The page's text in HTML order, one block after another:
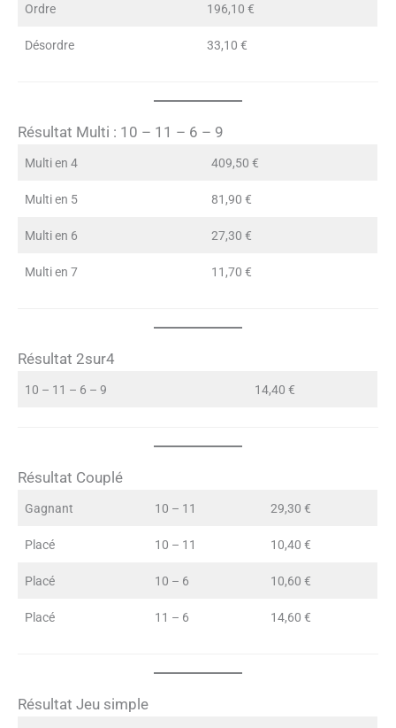
Ordre 196,10 €
Désordre 33,10 €
Résultat Multi : 10 – 11 – 6 – 9
Multi en 4 409,50 €
Multi en 5 81,90 €
Multi en 6 27,30 €
Multi en 7 11,70 €
Résultat 2sur4
10 – 11 – 6 – 9 14,40 €
Résultat Couplé
Gagnant 10 – 11 29,30 €
Placé 10 – 11 10,40 €
Placé 10 – 6 10,60 €
Placé 11 – 6 14,60 €
Résultat Jeu simple